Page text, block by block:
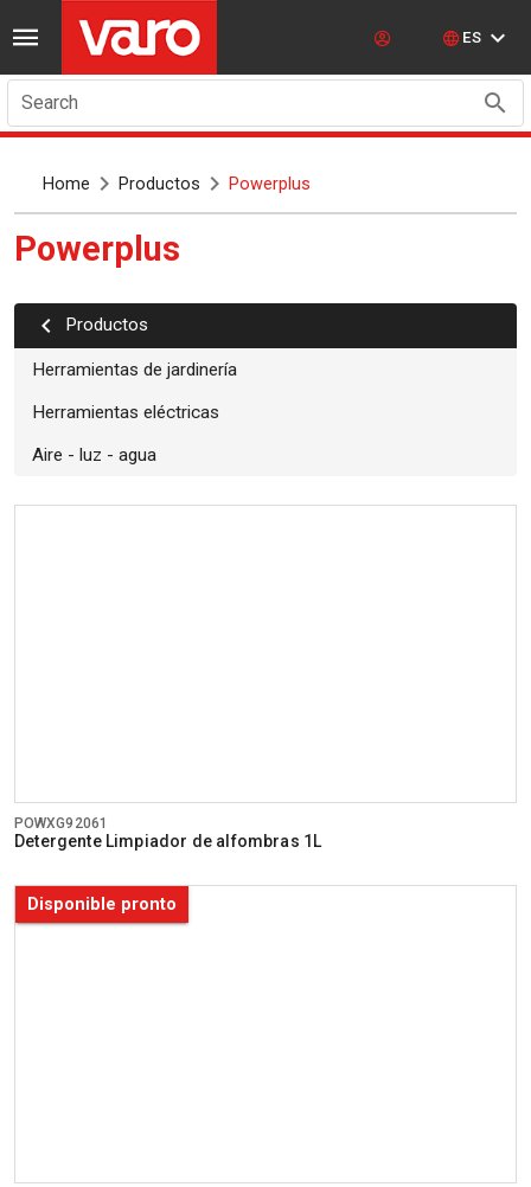
ES
Search
Home Productos Powerplus
powerplus
Productos
Herramientas de jardinería
Herramientas eléctricas
Aire - luz - agua
POWXG92061
Detergente Limpiador de alfombras 1L
Disponible pronto